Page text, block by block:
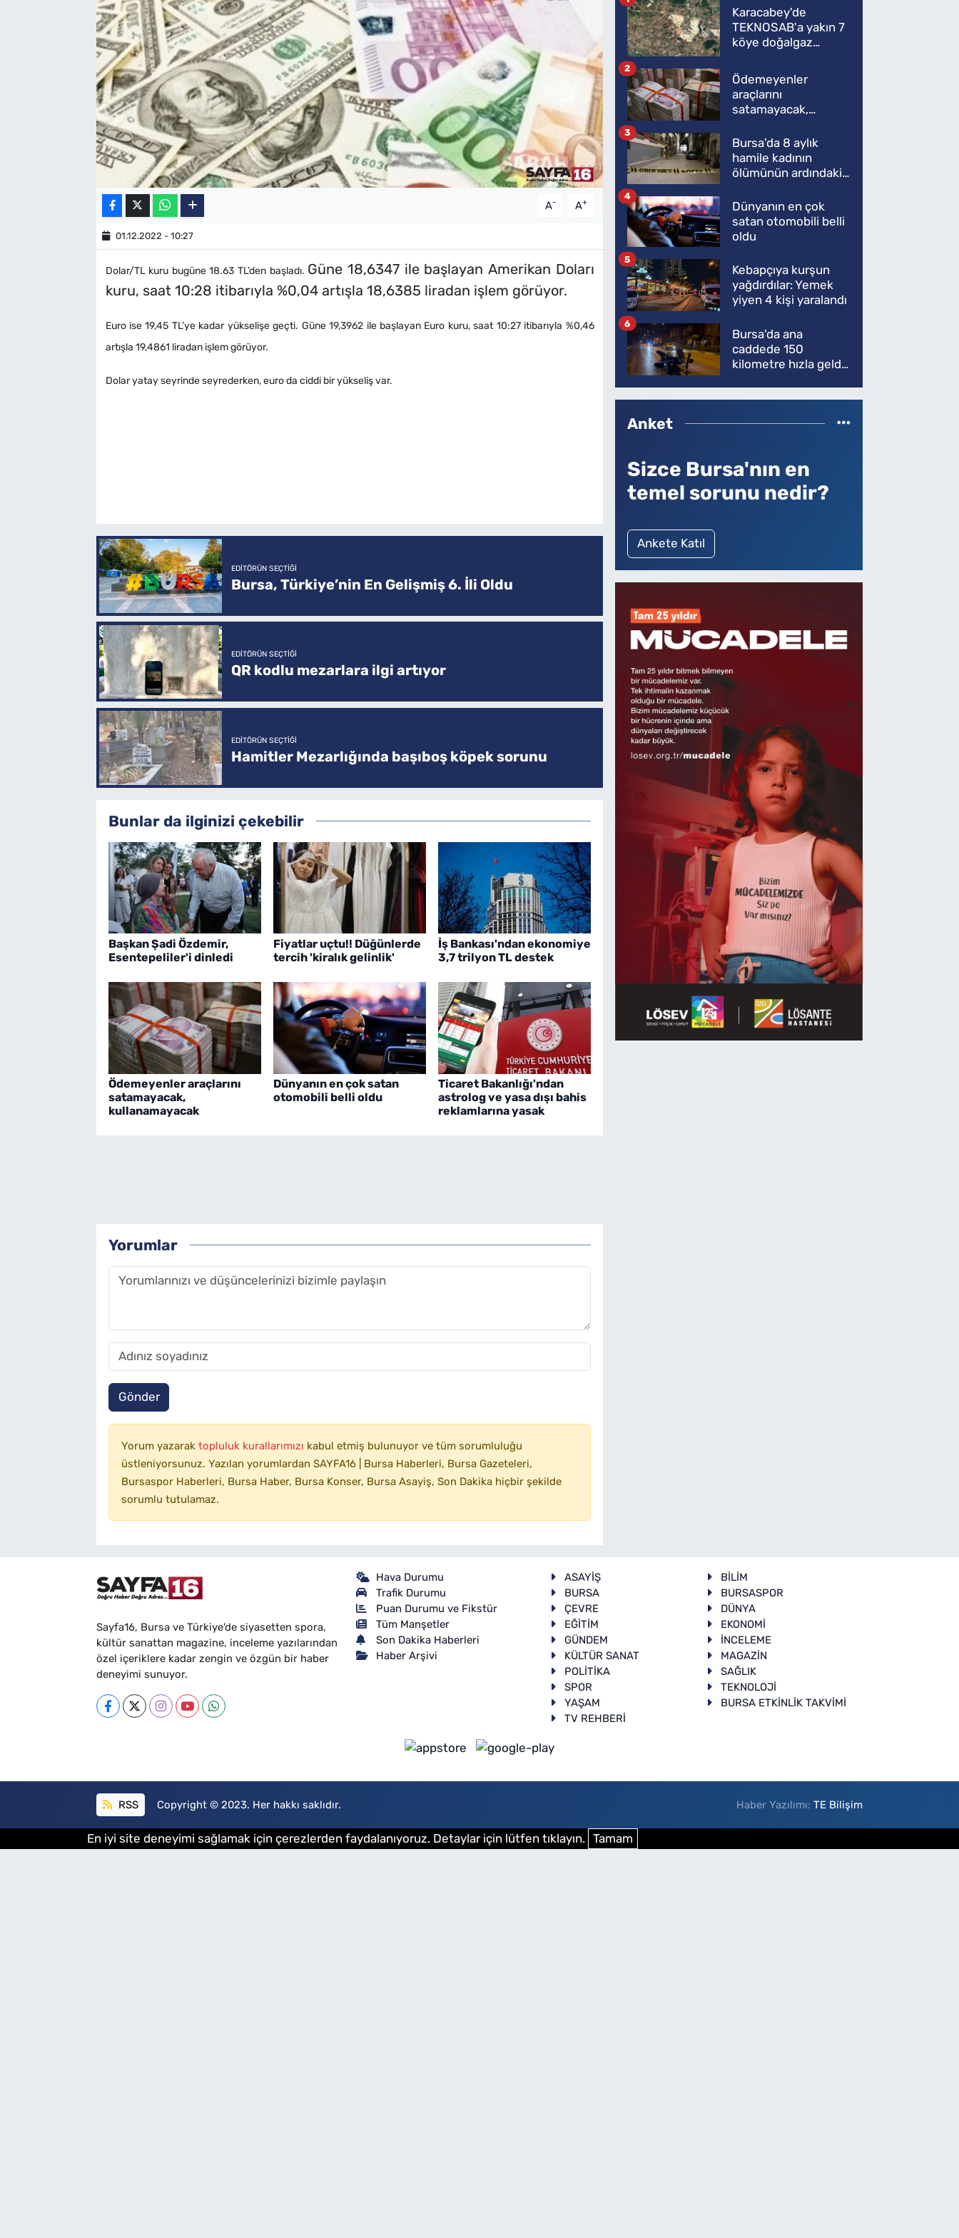
A- A+
01.12.2022 - 10:27
Dolar/TL kuru bugüne 18.63 TL’den başladı. Güne 18,6347 ile başlayan Amerikan Doları
kuru, saat 10:28 itibarıyla %0,04 artışla 18,6385 liradan işlem görüyor.
Euro ise 19,45 TL’ye kadar yükselişe geçti. Güne 19,3962 ile başlayan Euro kuru, saat 10:27 itibarıyla %0,46
artışla 19,4861 liradan işlem görüyor.
Dolar yatay seyrinde seyrederken, euro da ciddi bir yükseliş var.
EDITÖRÜN SEÇTIĞI
Bursa, Türkiye’nin En Gelişmiş 6. İli Oldu
EDITÖRÜN SEÇTIĞI
QR kodlu mezarlara ilgi artıyor
EDITÖRÜN SEÇTIĞI
Hamitler Mezarlığında başıboş köpek sorunu
Bunlar da ilginizi çekebilir
Başkan Şadi Özdemir,
Esentepeliler'i dinledi
Fiyatlar uçtu!! Düğünlerde
tercih 'kiralık gelinlik'
İş Bankası'ndan ekonomiye
3,7 trilyon TL destek
Ödemeyenler araçlarını
satamayacak,
kullanamayacak
Dünyanın en çok satan
otomobili belli oldu
Ticaret Bakanlığı'ndan
astrolog ve yasa dışı bahis
reklamlarına yasak
Yorumlar
Gönder
Yorum yazarak topluluk kurallarımızı kabul etmiş bulunuyor ve tüm sorumluluğu
üstleniyorsunuz. Yazılan yorumlardan SAYFA16 | Bursa Haberleri, Bursa Gazeteleri,
Bursaspor Haberleri, Bursa Haber, Bursa Konser, Bursa Asayiş, Son Dakika hiçbir şekilde
sorumlu tutulamaz.
Karacabey'de
TEKNOSAB'a yakın 7
köye doğalgaz
Ödemeyenler
araçlarını
satamayacak,
2
Bursa'da 8 aylık
hamile kadının
ölümünün ardındaki
3
Dünyanın en çok
satan otomobili belli
oldu
4
Kebapçıya kurşun
yağdırdılar: Yemek
yiyen 4 kişi yaralandı
5
Bursa'da ana
caddede 150
kilometre hızla geldi,
6
Anket
Sizce Bursa'nın en
temel sorunu nedir?
Ankete Katıl
Sayfa16, Bursa ve Türkiye'de siyasetten spora,
kültür sanattan magazine, inceleme yazılarından
özel içeriklere kadar zengin ve özgün bir haber
deneyimi sunuyor.
Hava Durumu
Trafik Durumu
Puan Durumu ve Fikstür
Tüm Manşetler
Son Dakika Haberleri
Haber Arşivi
ASAYİŞ
BİLİM
BURSA
BURSASPOR
ÇEVRE
DÜNYA
EĞİTİM
EKONOMİ
GÜNDEM
İNCELEME
KÜLTÜR SANAT
MAGAZİN
POLİTİKA
SAĞLIK
SPOR
TEKNOLOJİ
YAŞAM
BURSA ETKİNLİK TAKVİMİ
TV REHBERİ
RSS Copyright © 2023. Her hakkı saklıdır. Haber Yazılımı:TE Bilişim
En iyi site deneyimi sağlamak için çerezlerden faydalanıyoruz. Detaylar için lütfen tıklayın. Tamam
TV REHBERİ